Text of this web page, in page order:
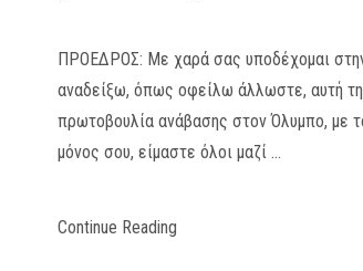
ΠΡΟΕΔΡΟΣ: Με χαρά σας υποδέχομαι
αναδείξω, όπως οφείλω άλλωστε, αυτή
πρωτοβουλία ανάβασης στον Όλυμπο, με
μόνος σου, είμαστε όλοι μαζί …
Continue Reading